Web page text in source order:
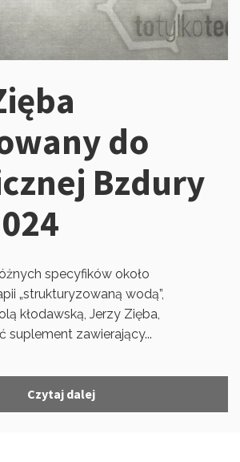
do
Bzdury
specyfików około
„strukturyzowaną wodą”,
kłodawską, Jerzy Zięba,
suplement zawierający...
Czytaj dalej